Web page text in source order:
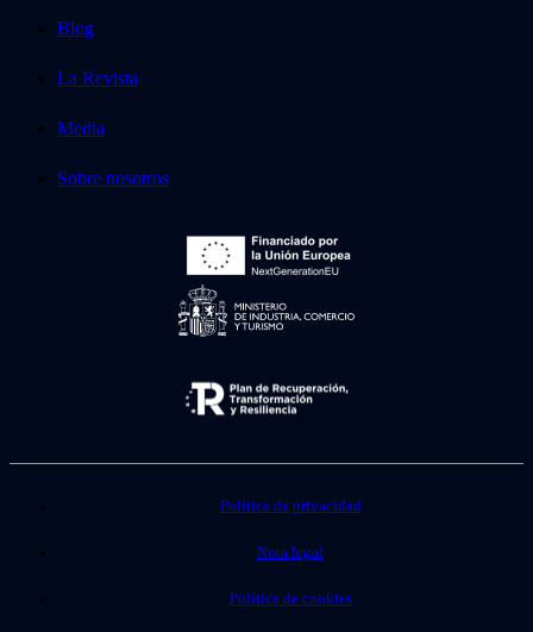
Blog
La Revista
Media
Sobre nosotros
Política de privacidad
Nota legal
Política de cookies